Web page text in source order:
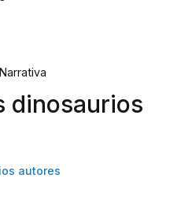
Narrativa
dinosaurios
autores